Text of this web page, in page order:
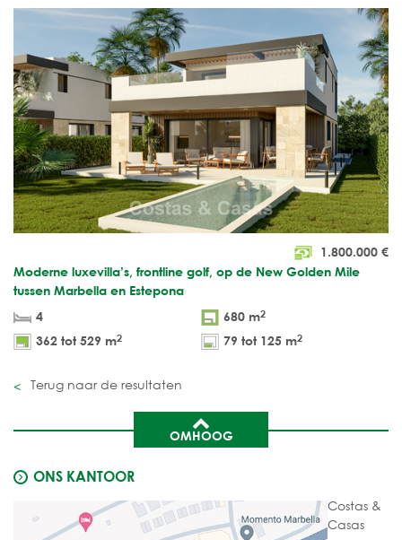
1.800.000 €
Moderne luxevilla’s, frontline golf, op de New Golden Mile
tussen Marbella en Estepona
4
680 m2
362 tot 529 m2 79 tot 125 m2
Terug naar de resultaten
OMHOOG
ONS KANTOOR
Costas &
Casas